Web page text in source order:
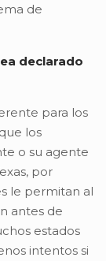
de
declarado
para los
los
o su agente
por
le permitan al
antes de
estados
intentos si